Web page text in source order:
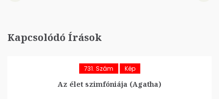
Kapcsolódó Írások
731. Szám Kép
Az élet szimfóniája (Agatha)